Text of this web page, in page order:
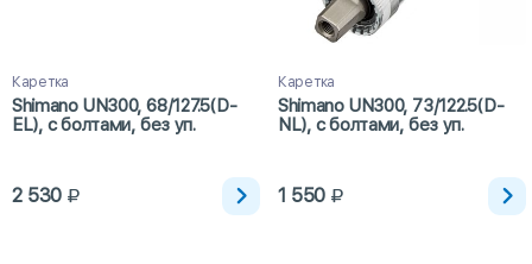
Каретка
Shimano UN300, 68/127.5(D-
EL), с болтами, без уп.
2 530
Каретка
Shimano UN300, 73/122.5(D-
NL), с болтами, без уп.
1 550